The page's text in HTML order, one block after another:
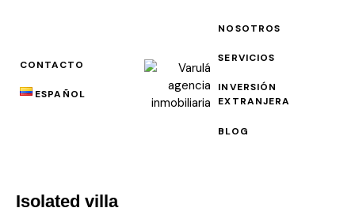
NOSOTROS
SERVICIOS
INVERSIÓN
EXTRANJERA
BLOG
CONTACTO
ESPAÑOL
Isolated villa